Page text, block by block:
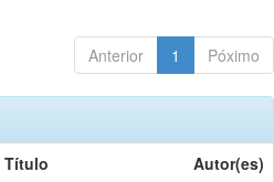
Anterior 1 Póximo
Título Autor(es)